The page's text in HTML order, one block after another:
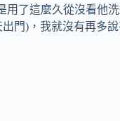
了這麼久從沒看
出門)，我就沒有再多